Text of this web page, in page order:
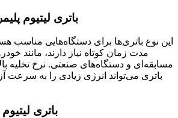
4. باتری لیتیوم
این نوع باتری‌ها برای دستگاه‌هایی مناسب
مدت زمان کوتاه نیاز دارند، مانند
مسابقه‌ای و دستگاه‌های صنعتی. نرخ تخلیه
باتری می‌تواند انرژی زیادی را به سرعت
5. باتری